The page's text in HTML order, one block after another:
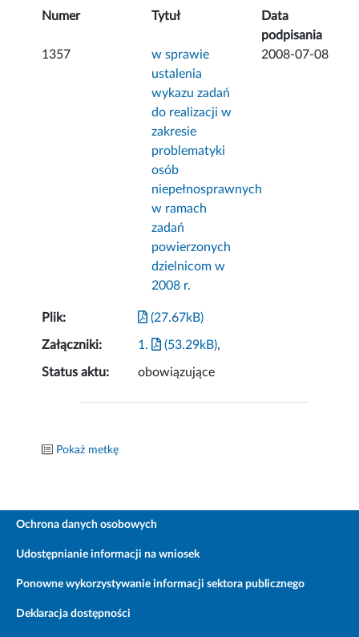
Numer Tytuł
Data
podpisania
1357
w sprawie
ustalenia
wykazu zadań
do realizacji w
zakresie
problematyki
osób
niepełnosprawnych
w ramach
zadań
powierzonych
dzielnicom w
2008 r.
2008-07-08
Plik: (27.67kB)
Załączniki: 1. (53.29kB),
Status aktu: obowiązujące
Pokaż metkę
Ochrona danych osobowych
Udostępnianie informacji na wniosek
Ponowne wykorzystywanie informacji sektora publicznego
Deklaracja dostępności